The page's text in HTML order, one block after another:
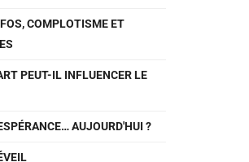
COMPLOTISME ET
PEUT-IL INFLUENCER LE
AUJOURD'HUI ?